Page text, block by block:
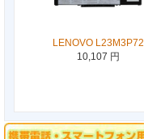
LENOVO L23M3P72
10,107 円